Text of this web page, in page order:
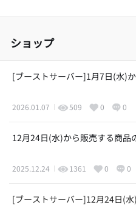
ショップ
[ブーストサーバー]1月7日(水)
2026.01.07 509 0 0
12月24日(水)から販売する商品
2025.12.24 1361 0 0
[ブーストサーバー]12月24日(